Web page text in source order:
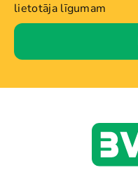
lietotāja līgumam